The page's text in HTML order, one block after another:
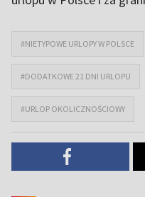
#NIETYPOWE URLOPY W POLSCE
#DODATKOWE 21 DNI URLOPU
#URLOP OKOLICZNOŚCIOWY